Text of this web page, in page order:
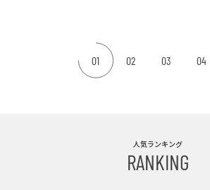
01 02 03 04
人気ランキング
RANKING